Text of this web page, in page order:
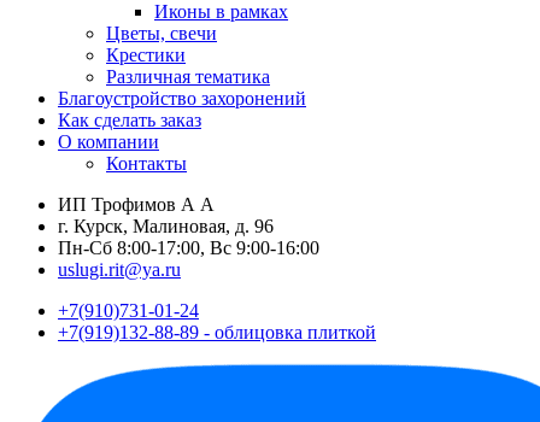
Иконы в рамках
Цветы, свечи
Крестики
Различная тематика
Благоустройство захоронений
Как сделать заказ
О компании
Контакты
ИП Трофимов А А
г. Курск, Малиновая, д. 96
Пн-Сб 8:00-17:00, Вс 9:00-16:00
uslugi.rit@ya.ru
+7(910)731-01-24
+7(919)132-88-89 - облицовка плиткой